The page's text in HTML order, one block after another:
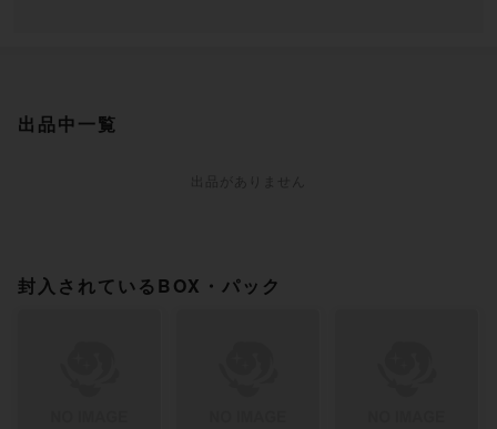
出品中一覧
封入されているBOX・パック